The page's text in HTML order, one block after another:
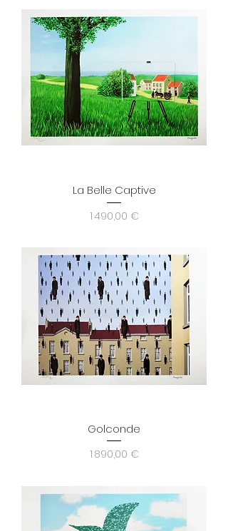
La Belle Captive
Prix
1 490,00 €
Golconde
Prix
1 890,00 €